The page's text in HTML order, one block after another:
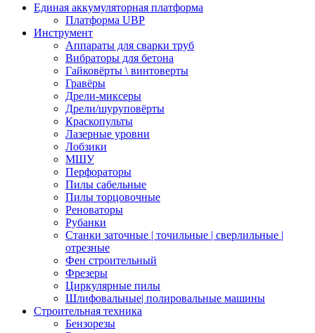
Единая аккумуляторная платформа
Платформа UBP
Инcтрумент
Аппараты для сварки труб
Вибраторы для бетона
Гайковёрты \ винтоверты
Гравёры
Дрели-миксеры
Дрели/шуруповёрты
Краскопульты
Лазерные уровни
Лобзики
МШУ
Перфораторы
Пилы сабельные
Пилы торцовочные
Реноваторы
Рубанки
Станки заточные | точильные | сверлильные |
отрезные
Фен строительный
Фрезеры
Циркулярные пилы
Шлифовальные| полировальные машины
Строительная техника
Бензорезы